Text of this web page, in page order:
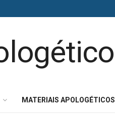
MATERIAIS APOLOGÉTICOS